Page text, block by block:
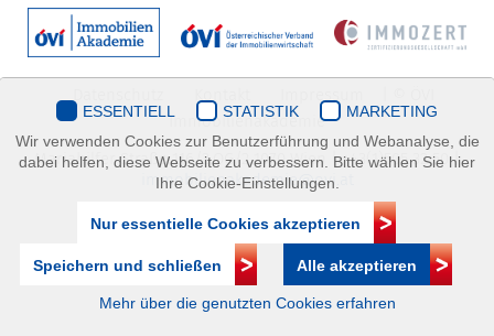
Immobilienakademie
Mariahilfer Straße 116/2.OG/2 1070 Wien | +43(1)505 32 50 |
immobilienakademie@ovi.at
ESSENTIELL STATISTIK
MARKETING
Wir verwenden Cookies zur Benutzerführung und Webanalyse, die
dabei helfen, diese Webseite zu verbessern. Bitte wählen Sie hier
Ihre Cookie-Einstellungen.
Nur essentielle Cookies akzeptieren
Speichern und schließen Alle akzeptieren
Mehr über die genutzten Cookies erfahren